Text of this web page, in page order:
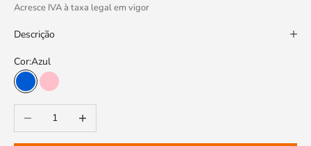
Acresce IVA à taxa legal em vigor
Descrição
Cor:Azul
Azul Rosa
Diminuir a quantidadeAumentar a quantidade